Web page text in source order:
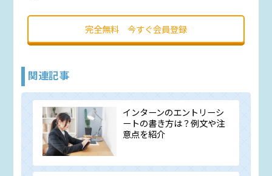
完全無料 今すぐ会員登録
関連記事
インターンのエントリーシ
ートの書き方は？例文や注
意点を紹介